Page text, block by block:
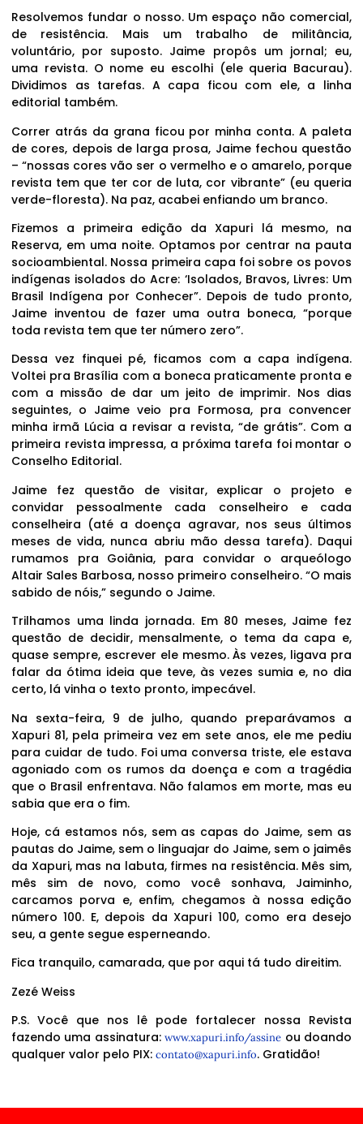
Resolvemos fundar o nosso. Um espaço não comercial,
de resistência. Mais um trabalho de militância,
voluntário, por suposto. Jaime propôs um jornal; eu,
uma revista. O nome eu escolhi (ele queria Bacurau).
Dividimos as tarefas. A capa ficou com ele, a linha
editorial também.
Correr atrás da grana ficou por minha conta. A paleta
de cores, depois de larga prosa, Jaime fechou questão
– “nossas cores vão ser o vermelho e o amarelo, porque
revista tem que ter cor de luta, cor vibrante” (eu queria
verde-floresta). Na paz, acabei enfiando um branco.
Fizemos a primeira edição da Xapuri lá mesmo, na
Reserva, em uma noite. Optamos por centrar na pauta
socioambiental. Nossa primeira capa foi sobre os povos
indígenas isolados do Acre: ‘Isolados, Bravos, Livres: Um
Brasil Indígena por Conhecer”. Depois de tudo pronto,
Jaime inventou de fazer uma outra boneca, “porque
toda revista tem que ter número zero”.
Dessa vez finquei pé, ficamos com a capa indígena.
Voltei pra Brasília com a boneca praticamente pronta e
com a missão de dar um jeito de imprimir. Nos dias
seguintes, o Jaime veio pra Formosa, pra convencer
minha irmã Lúcia a revisar a revista, “de grátis”. Com a
primeira revista impressa, a próxima tarefa foi montar o
Conselho Editorial.
Jaime fez questão de visitar, explicar o projeto e
convidar pessoalmente cada conselheiro e cada
conselheira (até a doença agravar, nos seus últimos
meses de vida, nunca abriu mão dessa tarefa). Daqui
rumamos pra Goiânia, para convidar o arqueólogo
Altair Sales Barbosa, nosso primeiro conselheiro. “O mais
sabido de nóis,” segundo o Jaime.
Trilhamos uma linda jornada. Em 80 meses, Jaime fez
questão de decidir, mensalmente, o tema da capa e,
quase sempre, escrever ele mesmo. Às vezes, ligava pra
falar da ótima ideia que teve, às vezes sumia e, no dia
certo, lá vinha o texto pronto, impecável.
Na sexta-feira, 9 de julho, quando preparávamos a
Xapuri 81, pela primeira vez em sete anos, ele me pediu
para cuidar de tudo. Foi uma conversa triste, ele estava
agoniado com os rumos da doença e com a tragédia
que o Brasil enfrentava. Não falamos em morte, mas eu
sabia que era o fim.
Hoje, cá estamos nós, sem as capas do Jaime, sem as
pautas do Jaime, sem o linguajar do Jaime, sem o jaimês
da Xapuri, mas na labuta, firmes na resistência. Mês sim,
mês sim de novo, como você sonhava, Jaiminho,
carcamos porva e, enfim, chegamos à nossa edição
número 100. E, depois da Xapuri 100, como era desejo
seu, a gente segue esperneando.
Fica tranquilo, camarada, que por aqui tá tudo direitim.
Zezé Weiss
P.S. Você que nos lê pode fortalecer nossa Revista
fazendo uma assinatura:www.xapuri.info/assine ou doando
qualquer valor pelo PIX: contato@xapuri.info. Gratidão!